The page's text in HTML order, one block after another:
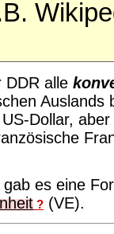
DDR alle
Auslands
Dollar,
es eine
? (VE).